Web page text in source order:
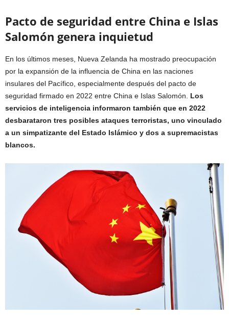
Pacto de seguridad entre China e Islas
Salomón genera inquietud
En los últimos meses, Nueva Zelanda ha mostrado preocupación
por la expansión de la influencia de China en las naciones
insulares del Pacífico, especialmente después del pacto de
seguridad firmado en 2022 entre China e Islas Salomón. Los
servicios de inteligencia informaron también que en 2022
desbarataron tres posibles ataques terroristas, uno vinculado
a un simpatizante del Estado Islámico y dos a supremacistas
blancos.